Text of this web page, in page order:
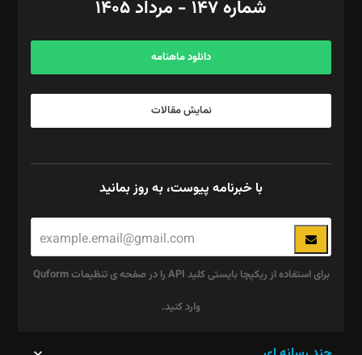
آگهی و مشترکین: ۰۹۱۹۹۹۹۰۴۵۴
شماره ۱۴۷ - مرداد ۱۴۰۵
دانلود ماهنامه
نمایش مقالات
با خبرنامه پیوست، به روز بمانید
برای استفاده از ریکپچا بایستی کلید API را در صفحه ی تنظیمات Quform
وارد کنید.